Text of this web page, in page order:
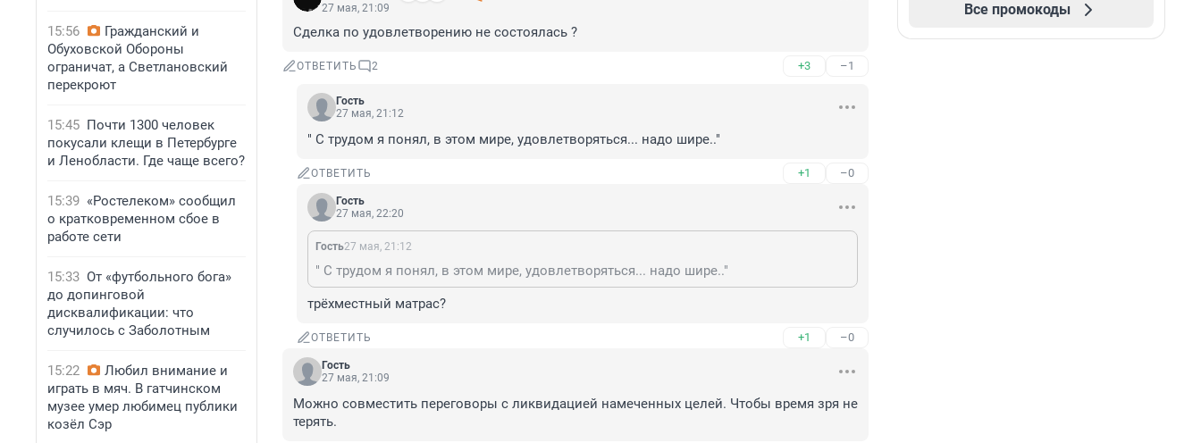
15:56
Гражданский и
Обуховской Обороны
ограничат, а Светлановский
перекроют
15:45 Почти 1300 человек
покусали клещи в Петербурге
и Ленобласти. Где чаще всего?
15:39 «Ростелеком» сообщил
о кратковременном сбое в
работе сети
15:33 От «футбольного бога»
до допинговой
дисквалификации: что
случилось с Заболотным
15:22
Любил внимание и
играть в мяч. В гатчинском
музее умер любимец публики
козёл Сэр
27 мая, 21:09
Сделка по удовлетворению не состоялась ?
ОТВЕТИТЬ 2 +3 –1
Гость
27 мая, 21:12
" С трудом я понял, в этом мире, удовлетворяться... надо шире.."
ОТВЕТИТЬ +1 –0
Гость
27 мая, 22:20
Гость27 мая, 21:12
" С трудом я понял, в этом мире, удовлетворяться... надо шире.."
трёхместный матрас?
ОТВЕТИТЬ +1 –0
Гость
27 мая, 21:09
Можно совместить переговоры с ликвидацией намеченных целей. Чтобы время зря не
терять.
Все промокоды